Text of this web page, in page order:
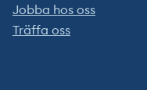
Jobba hos oss
Träffa oss